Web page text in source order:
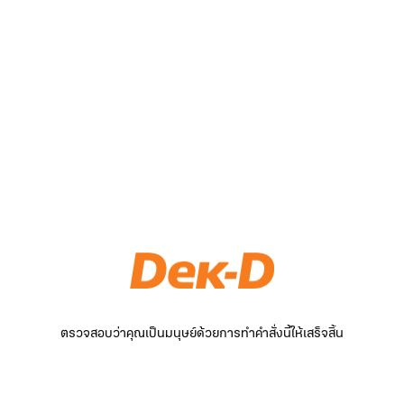
ตรวจสอบว่าคุณเป็นมนุษย์ด้วยการทำคำสั่งนี้ให้เสร็จสิ้น